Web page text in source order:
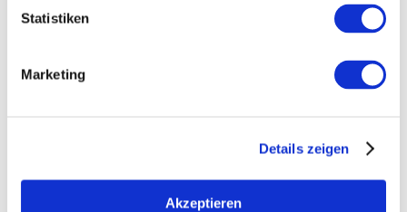
Statistiken
Marketing
Details zeigen
Akzeptieren